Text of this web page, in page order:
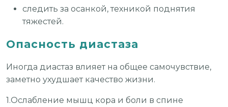
следить за осанкой, техникой поднятия
тяжестей.
Опасность диастаза
Иногда диастаз влияет на общее самочувствие,
заметно ухудшает качество жизни.
1.Ослабление мышц кора и боли в спине